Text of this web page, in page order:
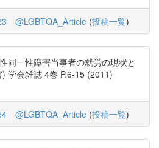
@LGBTQA_Article (投稿一覧)
同一性障害当事者の就労の現状と
学会雑誌 4巻 P.6-15 (2011)
@LGBTQA_Article (投稿一覧)